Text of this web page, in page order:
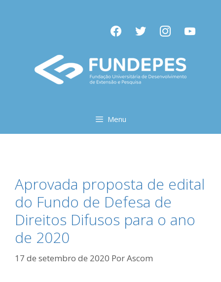
Menu
Aprovada proposta de edital
do Fundo de Defesa de
Direitos Difusos para o ano
de 2020
17 de setembro de 2020 PorAscom